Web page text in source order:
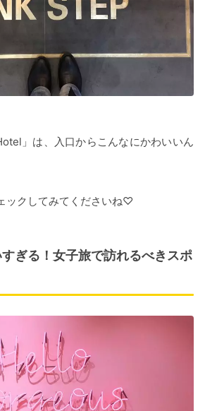
」は、入口からこんなにかわいいん
ックしてみてくださいね♡
ぎる！女子旅で訪れるべきスポ